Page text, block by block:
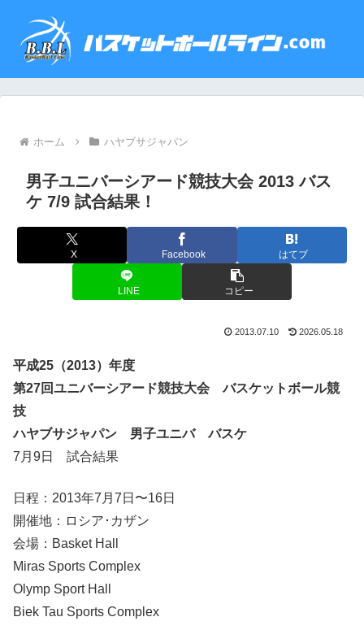
ホーム ハヤブサジャパン
男子ユニバーシアード競技大会 2013 バス
ケ 7/9 試合結果！
X Facebook はてブ
LINE コピー
2013.07.10 2026.05.18
平成25（2013）年度
第27回ユニバーシアード競技大会 バスケットボール競
技
ハヤブサジャパン 男子ユニバ バスケ
7月9日 試合結果
日程：2013年7月7日〜16日
開催地：ロシア･カザン
会場：Basket Hall
Miras Sports Complex
Olymp Sport Hall
Biek Tau Sports Complex